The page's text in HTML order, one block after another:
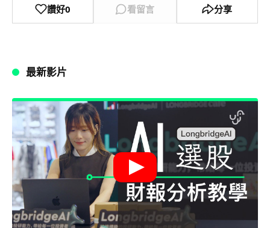
讚好0 看留言 分享
最新影片